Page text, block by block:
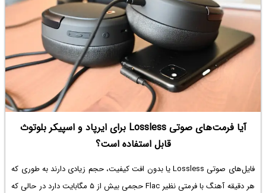
آیا فرمت‌های صوتی Lossless برای ایرپاد و اسپیکر بلوتوث
قابل استفاده است؟
فایل‌های صوتی Lossless یا بدون افت کیفیت، حجم زیادی دارند به طوری که
هر دقیقه آهنگ با فرمتی نظیر Flac حجمی بیش از ۵ مگابایت دارد در حالی که